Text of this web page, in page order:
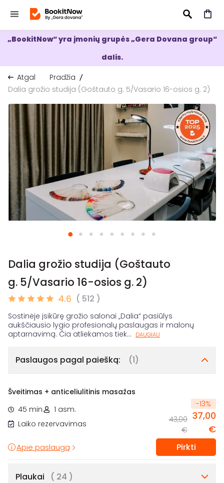
IEŠKOTI
„BookitNow“ yra įmonių grupės „Gera Dovana group“
dalis.
Atgal
Pradžia
Dalia grožio studija (Goštauto g. 5/Vasario 16-osios g. 2)
Dalia grožio studija (Goštauto
g. 5/Vasario 16-osios g. 2)
4.6 ( 512 )
Sostinėje įsikūrę grožio salonai „Dalia“ pasiūlys
aukščiausio lygio profesionalų paslaugas ir malonų
aptarnavimą. Čia atliekamos tiek... DAUGIAU
Paslaugos pagal paiešką: (1)
Šveitimas + anticeliulitinis masažas
45 min.
1 asm.
Laiko rezervavimas
-13%
43,00
€
37,00
€
Apie paslaugą Pirkti
Plaukai ( 24 )